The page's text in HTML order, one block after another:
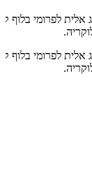
אלית לפרומי בלוף
אלית לפרומי בלוף